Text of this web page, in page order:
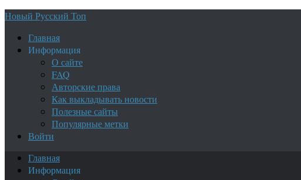
Новый Русский Топ
Главная
Информация
О сайте
FAQ
Авторские права
Как выкладывать новости
Полезные сайты
Популярные метки
Войти
Главная
Информация